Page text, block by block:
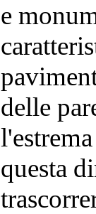
e
delle
questa